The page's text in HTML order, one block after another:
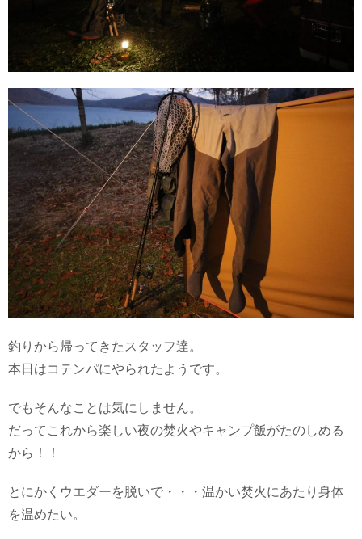
釣りから帰ってきたスタッフ達。
本日はコテンパにやられたようです。
でもそんなことは気にしません。
だってこれから楽しい夜の焚火やキャンプ飯がたのしめる
から！！
とにかくウエダーを脱いで・・・温かい焚火にあたり身体
を温めたい。